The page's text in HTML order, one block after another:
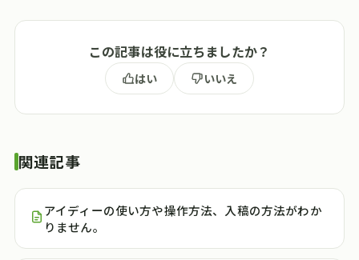
この記事は役に立ちましたか？
はい いいえ
関連記事
アイディーの使い方や操作方法、入稿の方法がわか
りません。